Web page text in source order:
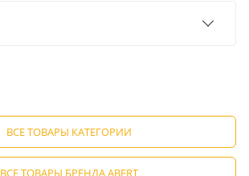
ВСЕ ТОВАРЫ КАТЕГОРИИ